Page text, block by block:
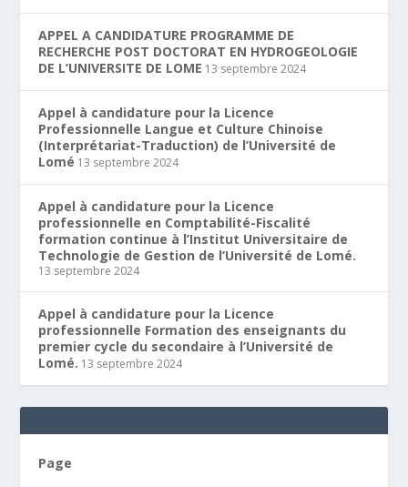
APPEL A CANDIDATURE PROGRAMME DE
RECHERCHE POST DOCTORAT EN HYDROGEOLOGIE
DE L’UNIVERSITE DE LOME 13 septembre 2024
Appel à candidature pour la Licence
Professionnelle Langue et Culture Chinoise
(Interprétariat-Traduction) de l’Université de
Lomé 13 septembre 2024
Appel à candidature pour la Licence
professionnelle en Comptabilité-Fiscalité
formation continue à l’Institut Universitaire de
Technologie de Gestion de l’Université de Lomé.
13 septembre 2024
Appel à candidature pour la Licence
professionnelle Formation des enseignants du
premier cycle du secondaire à l’Université de
Lomé. 13 septembre 2024
Page